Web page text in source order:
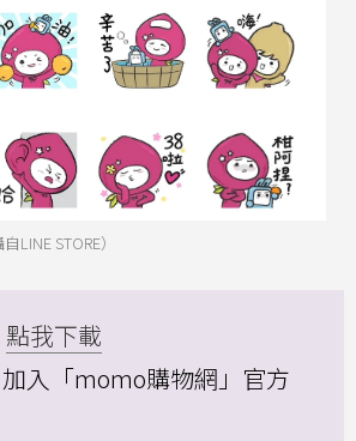
LINE STORE）
點我下載
入「momo購物網」官方